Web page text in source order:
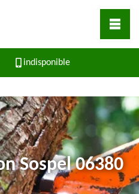
indisponible
Sospel 06380